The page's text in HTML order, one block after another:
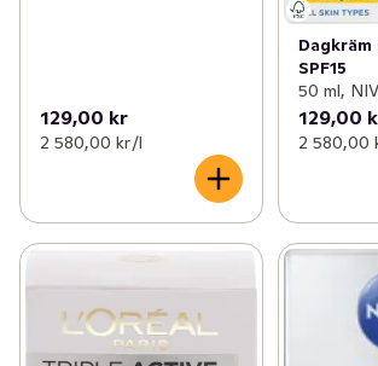
129,00 kr
2 580,00 kr /l
Dagkräm
SPF15
50 ml,
129,00
2 580,00